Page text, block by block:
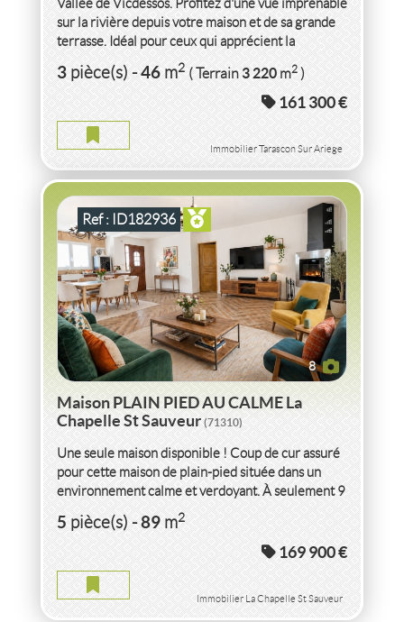
Vallée de Vicdessos. Profitez d'une vue imprenable
sur la rivière depuis votre maison et de sa grande
terrasse. Idéal pour ceux qui apprécient la
tranquillité...
3pièce(s)-46m2 ( Terrain3 220m2)
161 300 €
Immobilier Tarascon Sur Ariege
8
Ref : ID182936
VENTEMAISONPLAIN PIED AU CALMELA
CHAPELLE ST SAUVEUR(71310)
MAISON PLAIN PIED AU CALME LA CHAPELLE ST SAUVEUR
5pièce(s)-89m2
Maison PLAIN PIED AU CALME La
Chapelle St Sauveur(71310)
Une seule maison disponible ! Coup de cur assuré
pour cette maison de plain-pied située dans un
environnement calme et verdoyant. À seulement 9
minutes de Pierre-de-Bresse...
5pièce(s)-89m2
169 900 €
Immobilier La Chapelle St Sauveur